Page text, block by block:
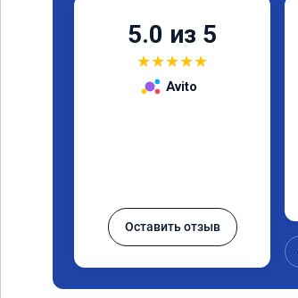
5.0 из 5
★★★★★
Avito
Оставить отзыв